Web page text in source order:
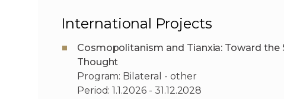
International Projects
Cosmopolitanism and Tianxia: Toward the
Thought
Program: Bilateral - other
Period: 1.1.2026 - 31.12.2028